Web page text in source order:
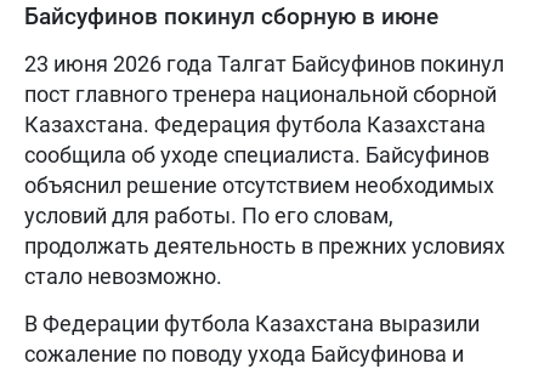
Байсуфинов покинул сборную в июне
23 июня 2026 года Талгат Байсуфинов покинул
пост главного тренера национальной сборной
Казахстана. Федерация футбола Казахстана
сообщила об уходе специалиста. Байсуфинов
объяснил решение отсутствием необходимых
условий для работы. По его словам,
продолжать деятельность в прежних условиях
стало невозможно.
В Федерации футбола Казахстана выразили
сожаление по поводу ухода Байсуфинова и